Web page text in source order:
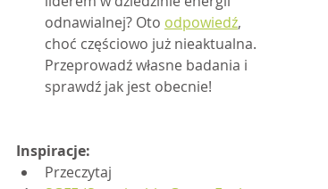
odnawialnej? Oto odpowiedź,
choć częściowo już nieaktualna.
Przeprowadź własne badania i
sprawdź jak jest obecnie!
Inspiracje:
Przeczytaj